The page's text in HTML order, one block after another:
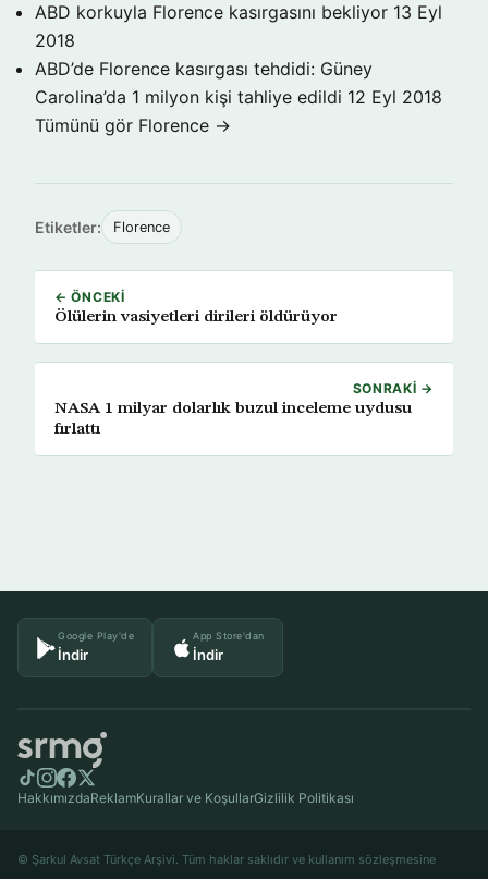
ABD korkuyla Florence kasırgasını bekliyor 13 Eyl
2018
ABD’de Florence kasırgası tehdidi: Güney
Carolina’da 1 milyon kişi tahliye edildi 12 Eyl 2018
Tümünü gör Florence →
Etiketler: Florence
← ÖNCEKI
Ölülerin vasiyetleri dirileri öldürüyor
SONRAKI →
NASA 1 milyar dolarlık buzul inceleme uydusu
fırlattı
Google Play'de
İndir
App Store'dan
İndir
HakkımızdaReklamKurallar ve KoşullarGizlilik Politikası
© Şarkul Avsat Türkçe Arşivi. Tüm haklar saklıdır ve kullanım sözleşmesine